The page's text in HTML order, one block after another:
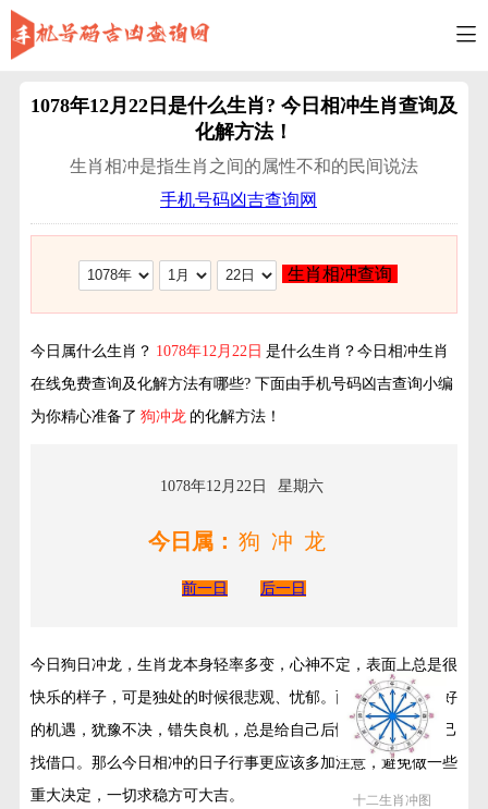
1078年12月22日 是什么生肖? 今日相冲生肖查询及
化解方法！
生肖相冲是指生肖之间的属性不和的民间说法
手机号码凶吉查询网
生肖相冲查询
今日属什么生肖？ 1078年12月22日 是什么生肖？今日相冲生肖
在线免费查询及化解方法有哪些? 下面由手机号码凶吉查询小编
为你精心准备了 狗冲龙 的化解方法！
1078年12月22日 星期六
今日属： 狗冲龙
前一日 后一日
十二生肖冲图
今日狗日冲龙，生肖龙本身轻率多变，心神不定，表面上总是很
快乐的样子，可是独处的时候很悲观、忧郁。面对好的事情，好
的机遇，犹豫不决，错失良机，总是给自己后悔药，总是给自己
找借口。那么今日相冲的日子行事更应该多加注意，避免做一些
重大决定，一切求稳方可大吉。